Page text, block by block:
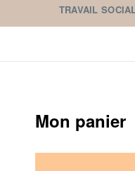
TRAVAIL
Mon panier